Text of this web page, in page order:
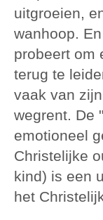
uitgroeien,
wanhoop.
probeert om
terug te
vaak van
wegrent. De
emotioneel
Christelijke
kind) is een
het